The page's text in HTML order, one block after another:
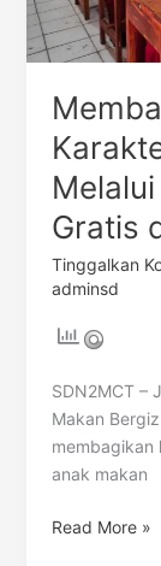
Gratis
Tinggalkan
adminsd
SDN2MCT –
Makan
membagikan
anak makan
di
Sekolah
Read More »